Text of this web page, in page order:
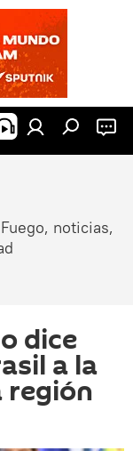
noticias,
dice
a la
región